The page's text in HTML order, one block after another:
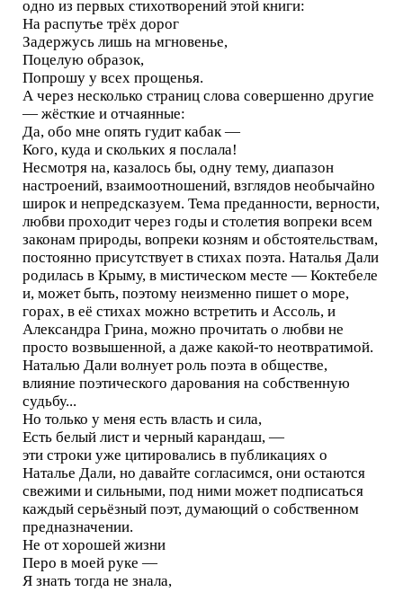
одно из первых стихотворений этой книги:
На распутье трёх дорог
Задержусь лишь на мгновенье,
Поцелую образок,
Попрошу у всех прощенья.
А через несколько страниц слова совершенно другие
— жёсткие и отчаянные:
Да, обо мне опять гудит кабак —
Кого, куда и скольких я послала!
Несмотря на, казалось бы, одну тему, диапазон
настроений, взаимоотношений, взглядов необычайно
широк и непредсказуем. Тема преданности, верности,
любви проходит через годы и столетия вопреки всем
законам природы, вопреки козням и обстоятельствам,
постоянно присутствует в стихах поэта. Наталья Дали
родилась в Крыму, в мистическом месте — Коктебеле
и, может быть, поэтому неизменно пишет о море,
горах, в её стихах можно встретить и Ассоль, и
Александра Грина, можно прочитать о любви не
просто возвышенной, а даже какой-то неотвратимой.
Наталью Дали волнует роль поэта в обществе,
влияние поэтического дарования на собственную
судьбу...
Но только у меня есть власть и сила,
Есть белый лист и черный карандаш, —
эти строки уже цитировались в публикациях о
Наталье Дали, но давайте согласимся, они остаются
свежими и сильными, под ними может подписаться
каждый серьёзный поэт, думающий о собственном
предназначении.
Не от хорошей жизни
Перо в моей руке —
Я знать тогда не знала,